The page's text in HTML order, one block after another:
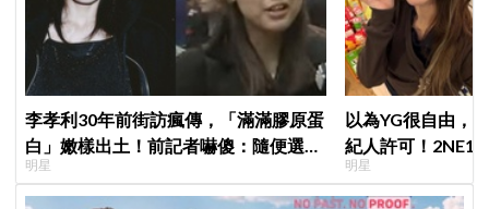
李孝利30年前街訪瘋傳，「滿滿膠原蛋
白」嫩樣出土！前記者嚇傻：隨便選到
傳奇
明星
以為YG很自由，
紀人許可！2NE1
羨慕少女時代」
明星